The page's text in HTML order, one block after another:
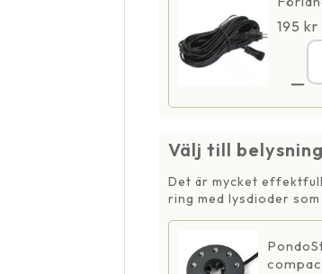
195kr
Välj till
Det är mycket
ring med lysdioder